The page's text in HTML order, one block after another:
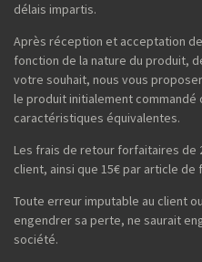
délais impartis.
Après réception et acceptation
fonction de la nature du produit,
votre souhait, nous vous
le produit initialement commandé
caractéristiques équivalentes.
Les frais de retour forfaitaires de
client, ainsi que 15€ par article
Toute erreur imputable au client
engendrer sa perte, ne saurait
société.